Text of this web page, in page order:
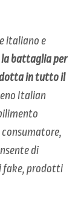
italiano e
la battaglia per
in tutto il
Italian
di
fake, prodotti